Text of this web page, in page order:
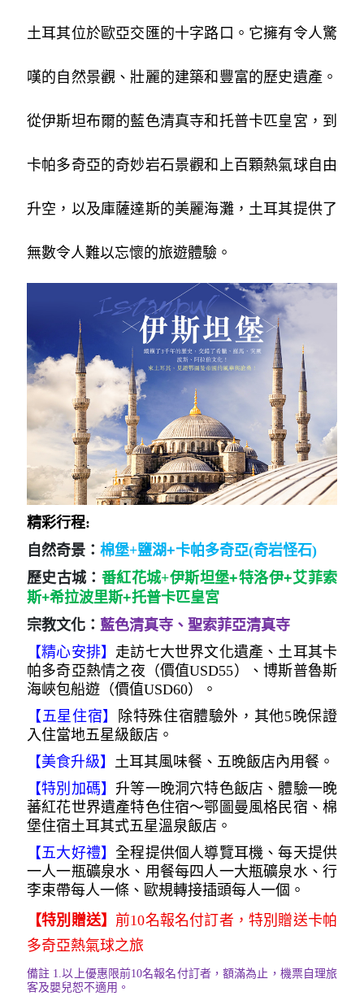
土耳其位於歐亞交匯的十字路口。它擁有令人驚
嘆的自然景觀、壯麗的建築和豐富的歷史遺產。
從伊斯坦布爾的藍色清真寺和托普卡匹皇宮，到
卡帕多奇亞的奇妙岩石景觀和上百顆熱氣球自由
升空，以及庫薩達斯的美麗海灘，土耳其提供了
無數令人難以忘懷的旅遊體驗。
精彩行程:
自然奇景： 棉堡+鹽湖+卡帕多奇亞(奇岩怪石)
歷史古城： 番紅花城+伊斯坦堡+特洛伊+艾菲索
斯+希拉波里斯+托普卡匹皇宮
宗教文化： 藍色清真寺、聖索菲亞清真寺
【精心安排】 走訪七大世界文化遺產、土耳其卡
帕多奇亞熱情之夜（價值USD55）、博斯普魯斯
海峽包船遊（價值USD60）。
【五星住宿】
除特殊住宿體驗外，其他5晚保證
入住當地五星級飯店。
【美食升級】
土耳其風味餐、五晚飯店內用餐。
【特別加碼】升等一晚洞穴特色飯店、體驗一晚
蕃紅花世界遺產特色住宿～鄂圖曼風格民宿、棉
堡住宿土耳其式五星溫泉飯店。
【五大好禮】全程提供個人導覽耳機、每天提供
一人一瓶礦泉水、用餐每四人一大瓶礦泉水、行
李束帶每人一條、歐規轉接插頭每人一個。
【特別贈送】 前10名報名付訂者，特別贈送卡帕
多奇亞熱氣球之旅
備註 1.以上優惠限前10名報名付訂者，額滿為止，機票自理旅
客及嬰兒恕不適用。